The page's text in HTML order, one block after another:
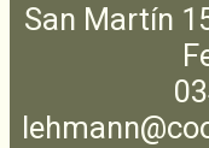
San Martín